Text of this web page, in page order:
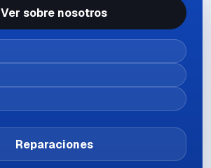
Ver sobre nosotros
Reparaciones